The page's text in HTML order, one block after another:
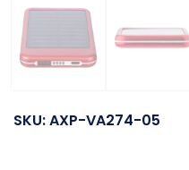
SKU:AXP-VA274-05